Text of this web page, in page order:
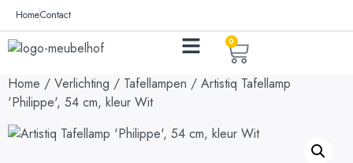
HomeContact
0
Home / Verlichting / Tafellampen / Artistiq Tafellamp
'Philippe', 54 cm, kleur Wit